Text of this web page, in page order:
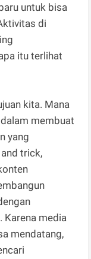
untuk bisa
di
itu terlihat
kita. Mana
membuat
yang
trick,
media
mendatang,